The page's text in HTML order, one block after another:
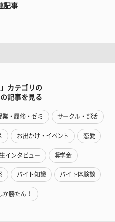
記事
」カテゴリの
記事を見る
業・履修・ゼミ サークル・部活
お出かけ・イベント 恋愛
インタビュー 奨学金
バイト知識 バイト体験談
か勝たん！